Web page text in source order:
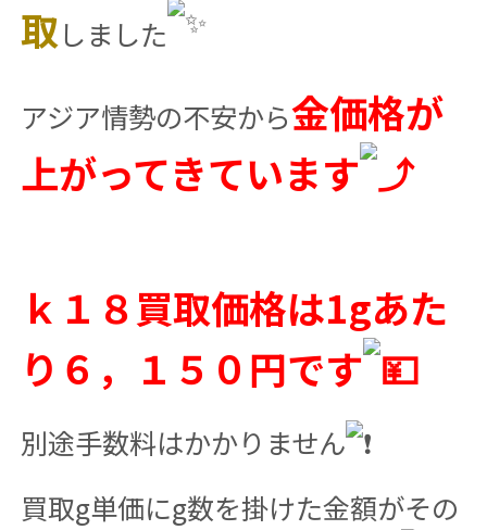
取しました
アジア情勢の不安から金価格が
上がってきています
ｋ１８買取価格は1gあた
り６，１５０円です
別途手数料はかかりません
買取g単価にg数を掛けた金額がその